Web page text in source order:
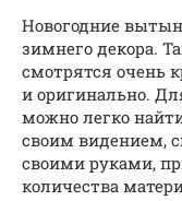
Новогодние
зимнего декора.
смотрятся очень
и оригинально.
можно легко
своим видением,
своими руками,
количества